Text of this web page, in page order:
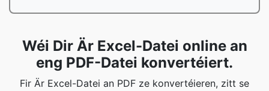
Wéi Dir Är Excel-Datei online an
eng PDF-Datei konvertéiert.
Fir Är Excel-Datei an PDF ze konvertéieren, zitt se